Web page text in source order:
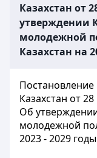
Казахстан от
утверждении
молодежной
Казахстан на
Постановление
Казахстан от
Об
молодежной
2023 - 2029 годы